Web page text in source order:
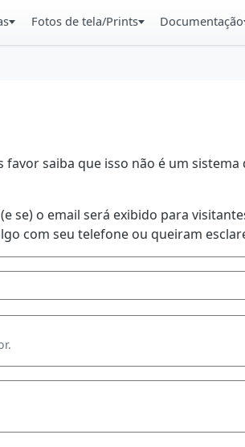
Fotos de tela/Prints Documentação
saiba que isso não é um
se) o email será exibido para
com seu telefone ou queiram